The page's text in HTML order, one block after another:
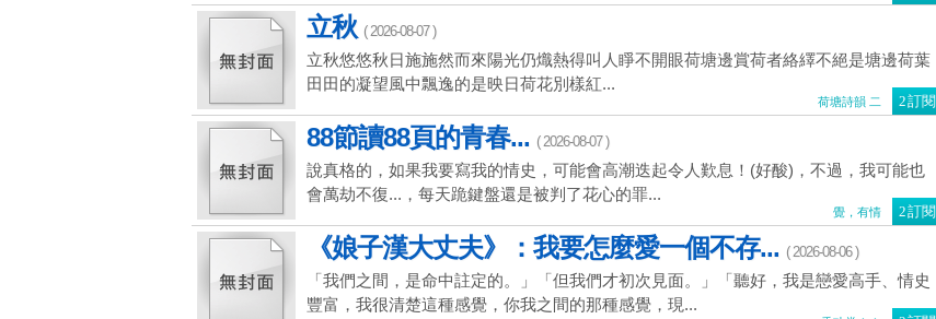
訂閱
立秋 ( 2026-08-07 )
立秋悠悠秋日施施然而來陽光仍熾熱得叫人睜不開眼荷塘邊賞荷者絡繹不絕是塘邊荷葉
田田的凝望風中飄逸的是映日荷花別樣紅...
荷塘詩韻 二
訂閱
88節讀88頁的青春... ( 2026-08-07 )
說真格的，如果我要寫我的情史，可能會高潮迭起令人歎息！(好酸)，不過，我可能也
會萬劫不復...，每天跪鍵盤還是被判了花心的罪...
覺，有情
《娘子漢大丈夫》：我要怎麼愛一個不存... ( 2026-08-06 )
「我們之間，是命中註定的。」「但我們才初次見面。」「聽好，我是戀愛高手、情史
豐富，我很清楚這種感覺，你我之間的那種感覺，現...